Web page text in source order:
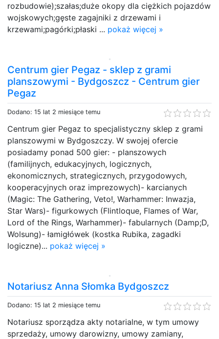
rozbudowie);szałas;duże okopy dla ciężkich pojazdów
wojskowych;gęste zagajniki z drzewami i
krzewami;pagórki;płaski ... pokaż więcej »
Centrum gier Pegaz - sklep z grami
planszowymi - Bydgoszcz - Centrum gier
Pegaz
Dodano: 15 lat 2 miesiące temu
Centrum gier Pegaz to specjalistyczny sklep z grami
planszowymi w Bydgoszczy. W swojej ofercie
posiadamy ponad 500 gier: - planszowych
(familijnych, edukacyjnych, logicznych,
ekonomicznych, strategicznych, przygodowych,
kooperacyjnych oraz imprezowych)- karcianych
(Magic: The Gathering, Veto!, Warhammer: Inwazja,
Star Wars)- figurkowych (Flintloque, Flames of War,
Lord of the Rings, Warhammer)- fabularnych (Damp;D,
Wolsung)- łamigłówek (kostka Rubika, zagadki
logiczne)... pokaż więcej »
Notariusz Anna Słomka Bydgoszcz
Dodano: 15 lat 2 miesiące temu
Notariusz sporządza akty notarialne, w tym umowy
sprzedaży, umowy darowizny, umowy zamiany,